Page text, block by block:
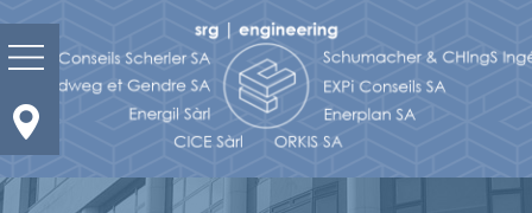
Prestations